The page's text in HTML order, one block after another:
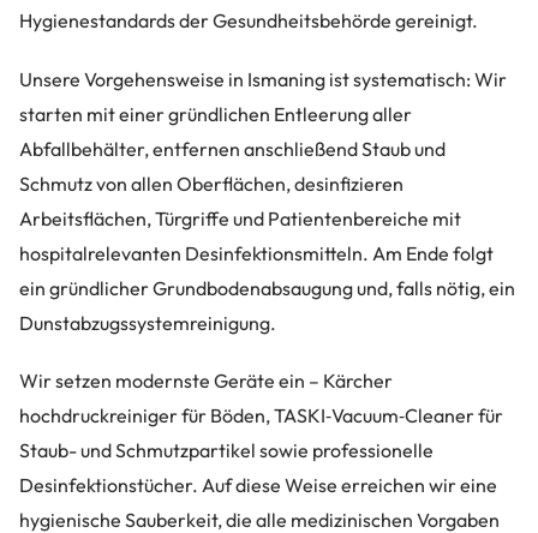
Hygienestandards der Gesundheitsbehörde gereinigt.
Unsere Vorgehensweise in Ismaning ist systematisch: Wir
starten mit einer gründlichen Entleerung aller
Abfallbehälter, entfernen anschließend Staub und
Schmutz von allen Oberflächen, desinfizieren
Arbeitsflächen, Türgriffe und Patientenbereiche mit
hospitalrelevanten Desinfektionsmitteln. Am Ende folgt
ein gründlicher Grundbodenabsaugung und, falls nötig, ein
Dunstabzugssystemreinigung.
Wir setzen modernste Geräte ein – Kärcher
hochdruckreiniger für Böden, TASKI‑Vacuum‑Cleaner für
Staub- und Schmutzpartikel sowie professionelle
Desinfektionstücher. Auf diese Weise erreichen wir eine
hygienische Sauberkeit, die alle medizinischen Vorgaben